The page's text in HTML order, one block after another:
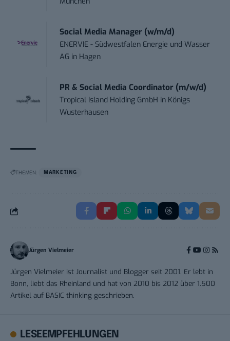
Social Media Manager (w/m/d)
ENERVIE - Südwestfalen Energie und Wasser
AG in Hagen
PR & Social Media Coordinator (m/w/d)
Tropical Island Holding GmbH in Königs
Wusterhausen
THEMEN: MARKETING
Jürgen Vielmeier
Jürgen Vielmeier ist Journalist und Blogger seit 2001. Er lebt in
Bonn, liebt das Rheinland und hat von 2010 bis 2012 über 1.500
Artikel auf BASIC thinking geschrieben.
LESEEMPFEHLUNGEN